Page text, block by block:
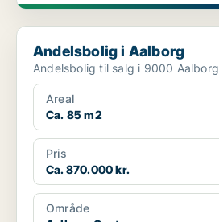
Andelsbolig i Aalborg
Andelsbolig i Aalborg
Andelsbolig til salg i 9000 Aalborg
Areal
Ca. 85 m2
Pris
Ca. 870.000 kr.
Område